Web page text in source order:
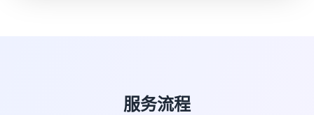
服务流程